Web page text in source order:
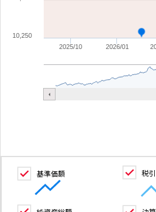
2026/01
2025/10
10,250
基準価額 税